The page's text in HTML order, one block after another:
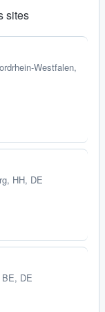
sites
Westfalen,
HH, DE
DE